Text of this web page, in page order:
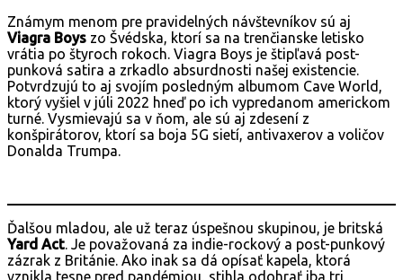
Známym menom pre pravidelných návštevníkov sú aj
Viagra Boys zo Švédska, ktorí sa na trenčianske letisko
vrátia po štyroch rokoch. Viagra Boys je štipľavá post-
punková satira a zrkadlo absurdnosti našej existencie.
Potvrdzujú to aj svojím posledným albumom Cave World,
ktorý vyšiel v júli 2022 hneď po ich vypredanom americkom
turné. Vysmievajú sa v ňom, ale sú aj zdesení z
konšpirátorov, ktorí sa boja 5G sietí, antivaxerov a voličov
Donalda Trumpa.
Ďalšou mladou, ale už teraz úspešnou skupinou, je britská
Yard Act. Je považovaná za indie-rockový a post-punkový
zázrak z Británie. Ako inak sa dá opísať kapela, ktorá
vznikla tesne pred pandémiou, stihla odohrať iba tri